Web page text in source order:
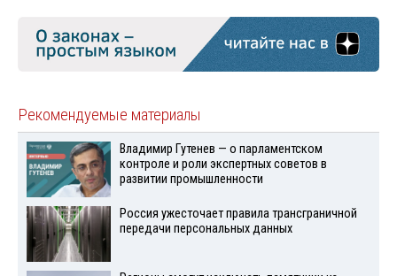
Рекомендуемые материалы
Владимир Гутенев — о парламентском
контроле и роли экспертных советов в
развитии промышленности
Россия ужесточает правила трансграничной
передачи персональных данных